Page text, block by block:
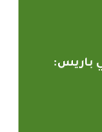
باريس: